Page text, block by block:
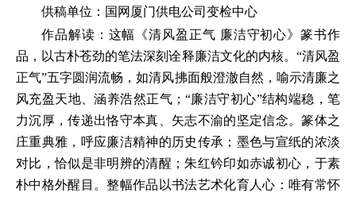
供稿单位：国网厦门供电公司变检中心
作品解读：这幅《清风盈正气 廉洁守初心》篆书作
品，以古朴苍劲的笔法深刻诠释廉洁文化的内核。“清风盈
正气”五字圆润流畅，如清风拂面般澄澈自然，喻示清廉之
风充盈天地、涵养浩然正气；“廉洁守初心”结构端稳，笔
力沉厚，传递出恪守本真、矢志不渝的坚定信念。篆体之
庄重典雅，呼应廉洁精神的历史传承；墨色与宣纸的浓淡
对比，恰似是非明辨的清醒；朱红钤印如赤诚初心，于素
朴中格外醒目。整幅作品以书法艺术化育人心：唯有常怀